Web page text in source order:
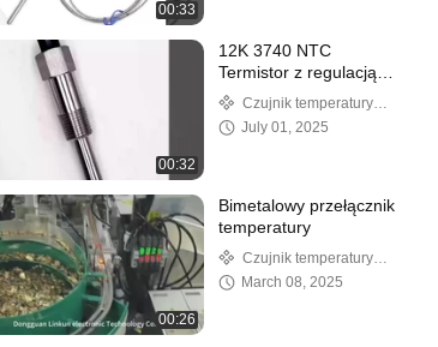
00:33
00:32
12K 3740 NTC
Termistor z regulacją
temperatury dla wody
Czujnik temperatury
NTCJuly 01, 2025
00:26
Bimetalowy przełącznik
temperatury
Czujnik temperatury
NTCMarch 08, 2025